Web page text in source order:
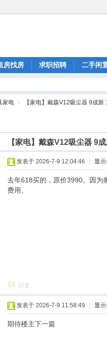
房找房 求职招聘 二手闲
家电 › 【家电】戴森V12吸尘器 9成新
【家电】戴森V12吸尘器 9
发表于 2026-7-9 12:04:46 显
去年618买的，原价3990。因为
费用。
回复
发表于 2026-7-9 11:58:49 显
期待楼主下一篇